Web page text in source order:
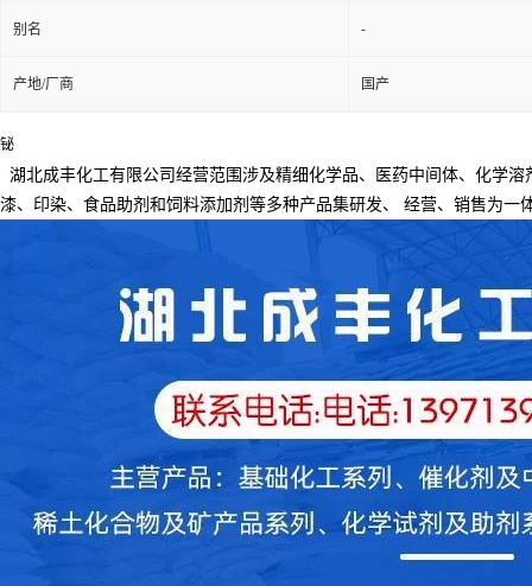
别名 -
产地/厂商 国产
铋
湖北成丰化工有限公司经营范围涉及精细化学品、医药中间体、化学
漆、印染、食品助剂和饲料添加剂等多种产品集研发、
经营、销售为一